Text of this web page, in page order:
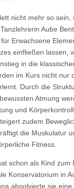
nicht mehr so sein,
Aube
Erwachsene
einfließen lassen,
in die
im Kurs nicht nur
Durch die
Atmung
und
zudem
die Muskulatur
Fitness.
schon als Kind zum
Konservatorium in
absolvierte sie eine